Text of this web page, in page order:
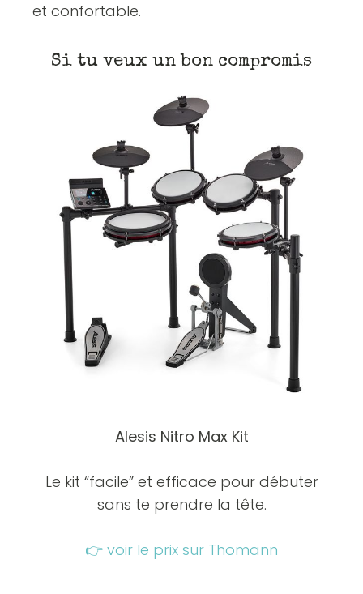
et confortable.
Si tu veux un bon compromis
Alesis Nitro Max Kit
Le kit “facile” et efficace pour débuter
sans te prendre la tête.
👉 voir le prix sur Thomann